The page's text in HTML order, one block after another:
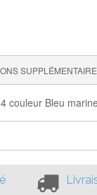
couleur Bleu